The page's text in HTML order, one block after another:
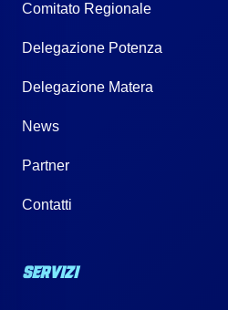
Comitato Regionale
Delegazione Potenza
Delegazione Matera
News
Partner
Contatti
SERVIZI